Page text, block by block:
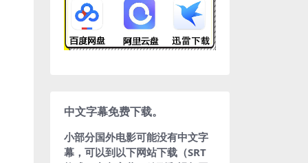
中文字幕免费下载。
小部分国外电影可能没有中文字
幕，可以到以下网站下载（SRT